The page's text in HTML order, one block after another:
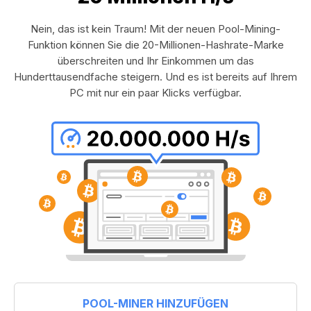
Nein, das ist kein Traum! Mit der neuen Pool-Mining-
Funktion können Sie die 20-Millionen-Hashrate-Marke
überschreiten und Ihr Einkommen um das
Hunderttausendfache steigern. Und es ist bereits auf Ihrem
PC mit nur ein paar Klicks verfügbar.
POOL-MINER HINZUFÜGEN